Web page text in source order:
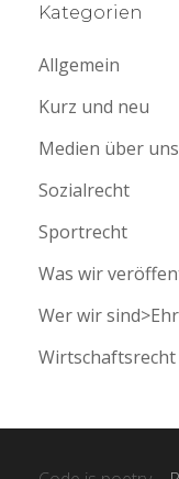
Kategorien
Allgemein
Kurz und neu
Medien über uns
Sozialrecht
Sportrecht
Was wir
Wer wir
Wirtschaftsrecht